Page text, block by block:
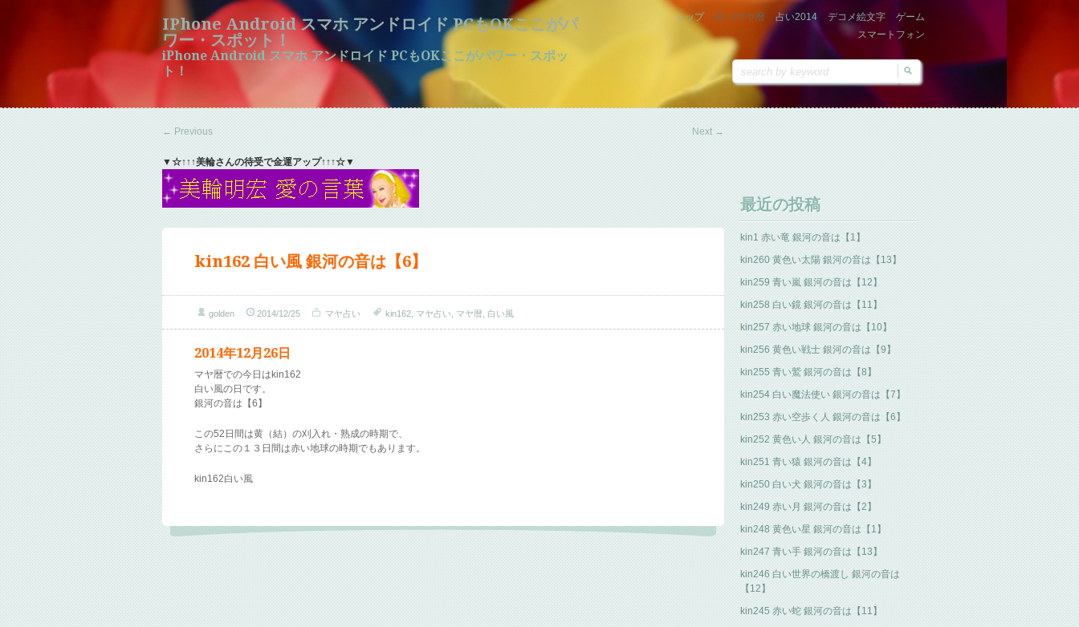
IPhone Android スマホ アンドロイド PCもOKここがパ
ワー・スポット！
iPhone Android スマホ アンドロイド PCもOKここがパワー・スポッ
ト！
トップ 占い/マヤ暦 占い2014 デコメ絵文字
ゲーム
スマートフォン
← Previous Next →
▼☆↑↑↑美輪さんの待受で金運アップ↑↑↑☆▼
kin162 白い風 銀河の音は【6】
golden 2014/12/25 マヤ占い kin162 マヤ占い マヤ暦 白い風
2014年12月26日
マヤ暦での今日はkin162
白い風の日です。
銀河の音は【6】
この52日間は黄（結）の刈入れ・熟成の時期で、
さらにこの１３日間は赤い地球の時期でもあります。
kin162白い風
最近の投稿
kin1 赤い竜 銀河の音は【1】
kin260 黄色い太陽 銀河の音は【13】
kin259 青い嵐 銀河の音は【12】
kin258 白い鏡 銀河の音は【11】
kin257 赤い地球 銀河の音は【10】
kin256 黄色い戦士 銀河の音は【9】
kin255 青い鷲 銀河の音は【8】
kin254 白い魔法使い 銀河の音は【7】
kin253 赤い空歩く人 銀河の音は【6】
kin252 黄色い人 銀河の音は【5】
kin251 青い猿 銀河の音は【4】
kin250 白い犬 銀河の音は【3】
kin249 赤い月 銀河の音は【2】
kin248 黄色い星 銀河の音は【1】
kin247 青い手 銀河の音は【13】
kin246 白い世界の橋渡し 銀河の音は
【12】
kin245 赤い蛇 銀河の音は【11】